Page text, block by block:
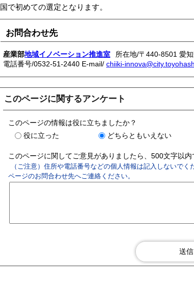
国で初めての選定となります。
お問合わせ先
産業部地域イノベーション推進室
所在地/〒440-8501 愛
電話番号/0532-51-2440 E-mail/ chiiki-
このページに関するアンケート
このページの情報は役に立ちましたか？
役に立った
どちらともいえない
このページに関してご意見がありましたら、500文字以内
（ご注意）住所や電話番号などの個人情報は記入しないで
ページのお問合わせ先へご連絡ください。